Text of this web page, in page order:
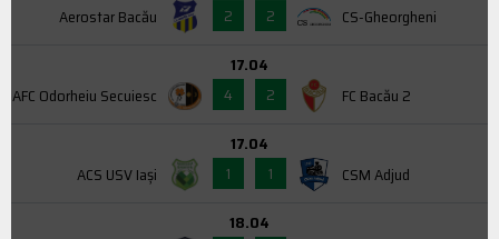
Aerostar Bacău
2
2 CS-Gheorgheni
AFC Odorheiu Secuiesc
17.04
4
2 FC Bacău 2
ACS USV Iaşi
17.04
1
1 CSM Adjud
18.04